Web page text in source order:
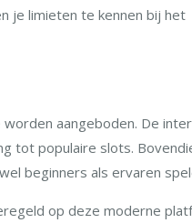
je limieten te kennen bij het
aangeboden. De
tot populaire slots.
beginners als ervaren
op deze moderne